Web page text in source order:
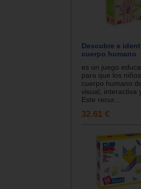
Descubre e
cuerpo humano
es un juego
para que los
cuerpo humano
visual, interactiva
Este recur...
32.61 €